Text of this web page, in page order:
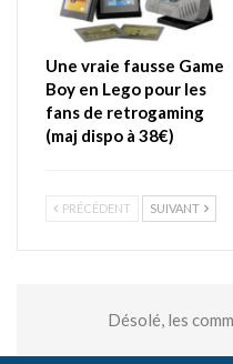
Une vraie fausse Game
Boy en Lego pour les
fans de retrogaming
(maj dispo à 38€)
PRÉCÉDENT SUIVANT
Désolé, les